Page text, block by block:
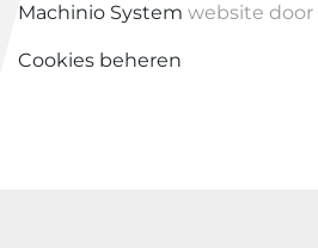
Machinio System website door
Cookies beheren